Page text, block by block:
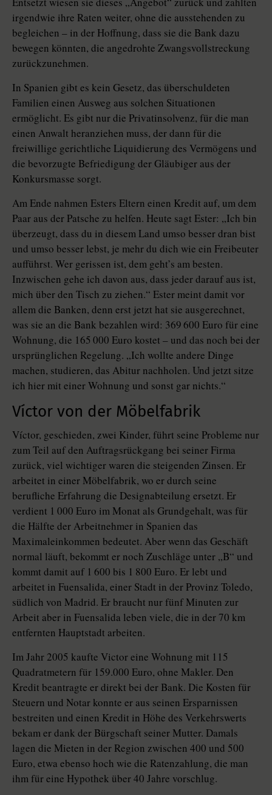
irgendwie ihre Raten weiter, ohne die ausstehenden zu
begleichen – in der Hoffnung, dass sie die Bank dazu
bewegen könnten, die angedrohte Zwangsvollstreckung
zurückzunehmen.
In Spanien gibt es kein Gesetz, das überschuldeten
Familien einen Ausweg aus solchen Situationen
ermöglicht. Es gibt nur die Privatinsolvenz, für die man
einen Anwalt heranziehen muss, der dann für die
freiwillige gerichtliche Liquidierung des Vermögens und
die bevorzugte Befriedigung der Gläubiger aus der
Konkursmasse sorgt.
Am Ende nahmen Esters Eltern einen Kredit auf, um dem
Paar aus der Patsche zu helfen. Heute sagt Ester: „Ich bin
überzeugt, dass du in diesem Land umso besser dran bist
und umso besser lebst, je mehr du dich wie ein Freibeuter
aufführst. Wer gerissen ist, dem geht’s am besten.
Inzwischen gehe ich davon aus, dass jeder darauf aus ist,
mich über den Tisch zu ziehen.“ Ester meint damit vor
allem die Banken, denn erst jetzt hat sie ausgerechnet,
was sie an die Bank bezahlen wird: 369 600 Euro für eine
Wohnung, die 165 000 Euro kostet – und das noch bei der
ursprünglichen Regelung. „Ich wollte andere Dinge
machen, studieren, das Abitur nachholen. Und jetzt sitze
ich hier mit einer Wohnung und sonst gar nichts.“
Víctor von der Möbelfabrik
Víctor, geschieden, zwei Kinder, führt seine Probleme nur
zum Teil auf den Auftragsrückgang bei seiner Firma
zurück, viel wichtiger waren die steigenden Zinsen. Er
arbeitet in einer Möbelfabrik, wo er durch seine
berufliche Erfahrung die Designabteilung ersetzt. Er
verdient 1 000 Euro im Monat als Grundgehalt, was für
die Hälfte der Arbeitnehmer in Spanien das
Maximaleinkommen bedeutet. Aber wenn das Geschäft
normal läuft, bekommt er noch Zuschläge unter „B“ und
kommt damit auf 1 600 bis 1 800 Euro. Er lebt und
arbeitet in Fuensalida, einer Stadt in der Provinz Toledo,
südlich von Madrid. Er braucht nur fünf Minuten zur
Arbeit aber in Fuensalida leben viele, die in der 70 km
entfernten Hauptstadt arbeiten.
Im Jahr 2005 kaufte Victor eine Wohnung mit 115
Quadratmetern für 159.000 Euro, ohne Makler. Den
Kredit beantragte er direkt bei der Bank. Die Kosten für
Steuern und Notar konnte er aus seinen Ersparnissen
bestreiten und einen Kredit in Höhe des Verkehrswerts
bekam er dank der Bürgschaft seiner Mutter. Damals
lagen die Mieten in der Region zwischen 400 und 500
Euro, etwa ebenso hoch wie die Ratenzahlung, die man
ihm für eine Hypothek über 40 Jahre vorschlug.